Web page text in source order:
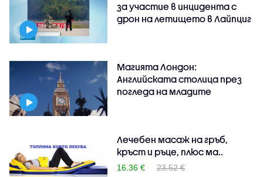
за участие в инцидента с
дрон на летището в Лайпциг
Магията Лондон:
Английската столица през
погледа на младите
Лечебен масаж на гръб,
кръст и ръце, плюс ма..
16.36 €
23.52 €